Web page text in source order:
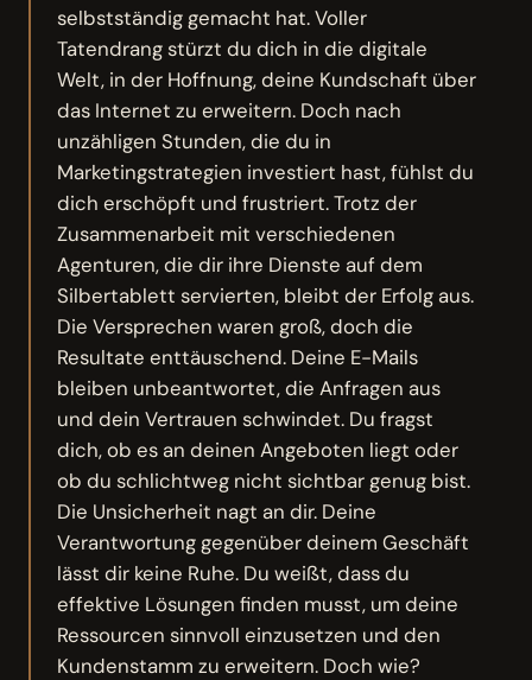
selbstständig gemacht hat. Voller
Tatendrang stürzt du dich in die digitale
Welt, in der Hoffnung, deine Kundschaft über
das Internet zu erweitern. Doch nach
unzähligen Stunden, die du in
Marketingstrategien investiert hast, fühlst du
dich erschöpft und frustriert. Trotz der
Zusammenarbeit mit verschiedenen
Agenturen, die dir ihre Dienste auf dem
Silbertablett servierten, bleibt der Erfolg aus.
Die Versprechen waren groß, doch die
Resultate enttäuschend. Deine E-Mails
bleiben unbeantwortet, die Anfragen aus
und dein Vertrauen schwindet. Du fragst
dich, ob es an deinen Angeboten liegt oder
ob du schlichtweg nicht sichtbar genug bist.
Die Unsicherheit nagt an dir. Deine
Verantwortung gegenüber deinem Geschäft
lässt dir keine Ruhe. Du weißt, dass du
effektive Lösungen finden musst, um deine
Ressourcen sinnvoll einzusetzen und den
Kundenstamm zu erweitern. Doch wie?